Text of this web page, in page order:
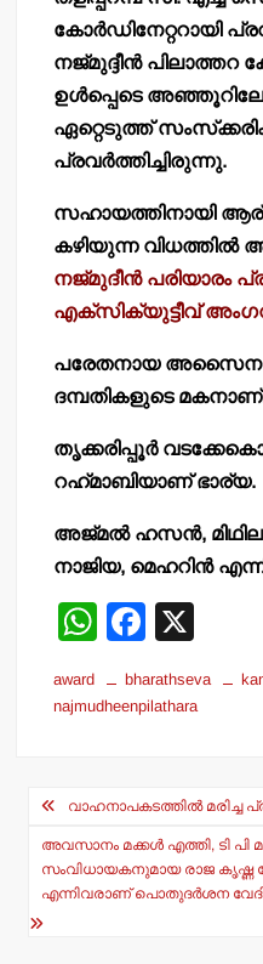
കോര്‍ഡിനേറ്ററായി
നജ്മുദ്ദീന്‍
ഉള്‍പ്പെടെ
ഏറ്റെടുത്ത്
പ്രവര്‍ത്തിച്ചിരുന്നു.
സഹായത്തിനായി ആര്
കഴിയുന്ന
നജ്മുദീന്‍ പരിയാരം
എക്‌സിക്യുട്ടീവ്
പരേതനായ
ദമ്പതികളുടെ
തൃക്കരിപ്പൂര്‍
റഹ്‌മാബിയാണ് ഭാര്യ.
അജ്മല്‍ ഹസന്‍,
നാജിയ, മെഹറിന്‍
W
at
p
p
F
c
o
o
k
award bharathseva
najmudheenpilathara
Post
navigation
വാഹനാപകടത്തില്‍ മരിച്ച
അവസാനം മക്കള്‍ എത്തി, ടി പി
സംവിധായകനുമായ രാജ കൃഷ്ണ
എന്നിവരാണ് പൊതുദര്‍ശന